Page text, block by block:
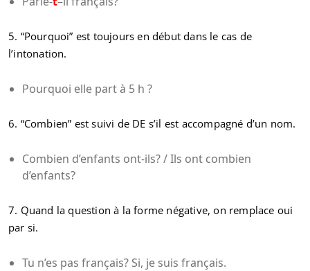
5. “Pourquoi” est toujours en début dans le cas de
l’intonation.
Pourquoi elle part à 5 h ?
6. “Combien” est suivi de DE s’il est accompagné d’un nom.
Combien d’enfants ont-ils? / Ils ont combien
d’enfants?
7. Quand la question à la forme négative, on remplace oui
par si.
Tu n’es pas français? Si, je suis français.